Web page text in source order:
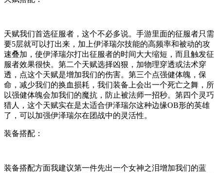
天赋我们首选征服者，这个不必多说。手游里面的征服者只需
要5层就可以打出来，加上伊泽瑞尔技能的高频率和被动的攻
速叠加，使伊泽瑞尔打出征服者的时间大大缩短，而且触发征
服者效果很快。第二个天赋选择凶狠，加物理穿透或法术穿
透，点这个天赋是增加我们的伤害。第三个点强健体魄，保
命，减少我们的换血损耗，我们装备上会出一个死亡之舞，所
以强健体魄会加我们的魔抗，防止被法师一招秒。第四个灵巧
猎人，这个天赋实在是太适合伊泽瑞尔这种边缘OB形的英雄
了，可以加强伊泽瑞尔在团战中的灵活性。
装备搭配：
装备搭配方面我建议第一件先出一个女神之泪增加我们的蓝